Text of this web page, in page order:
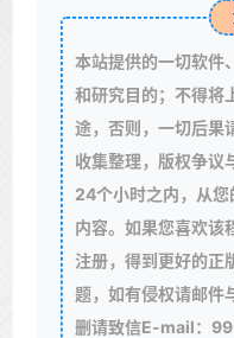
本站提供的一切软件
和研究目的；不得将
途，否则，一切后果
收集整理，版权争议
24个小时之内，从
内容。如果您喜欢该
注册，得到更好的正
题，如有侵权请邮件
删请致信E-mail：